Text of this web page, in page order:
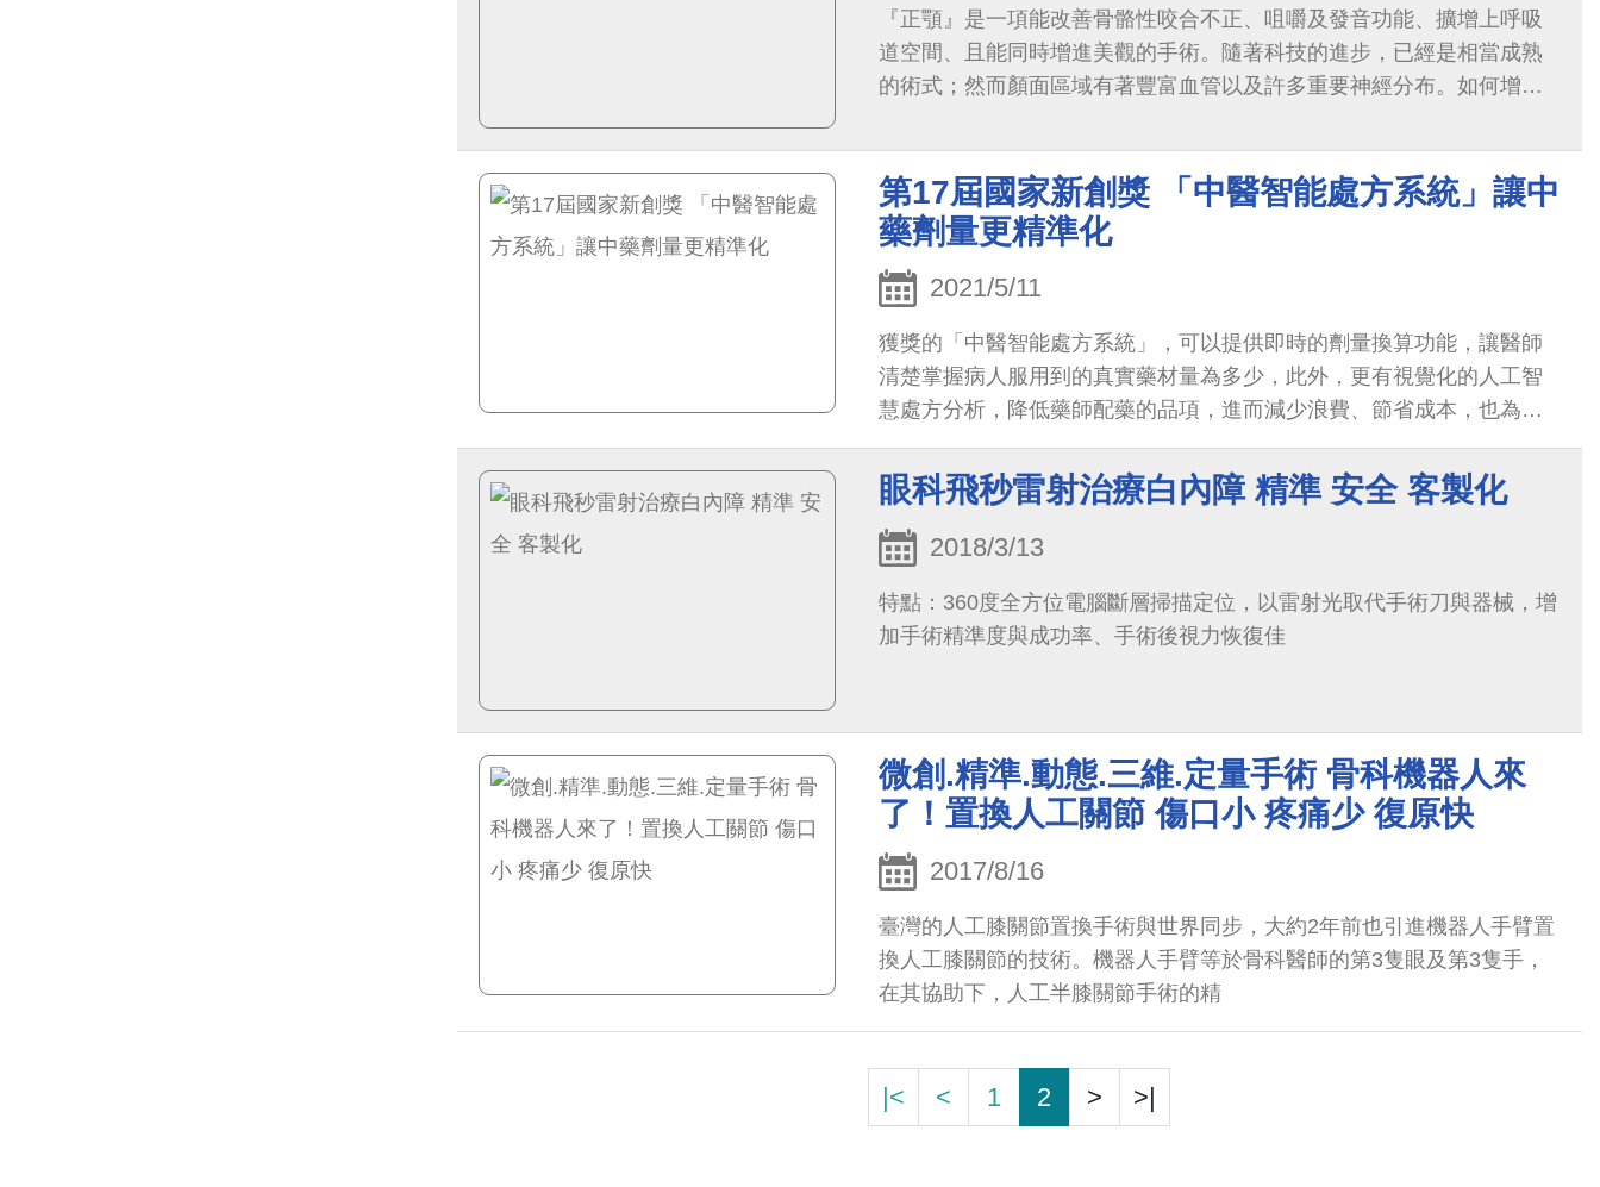
『正顎』是一項能改善骨骼性咬合不正、咀嚼及發音功能、擴增上呼吸
道空間、且能同時增進美觀的手術。隨著科技的進步，已經是相當成熟
的術式；然而顏面區域有著豐富血管以及許多重要神經分布。如何增加
第17屆國家新創獎 「中醫智能處方系統」讓中
藥劑量更精準化
2021/5/11
獲獎的「中醫智能處方系統」，可以提供即時的劑量換算功能，讓醫師
清楚掌握病人服用到的真實藥材量為多少，此外，更有視覺化的人工智
慧處方分析，降低藥師配藥的品項，進而減少浪費、節省成本，也為病
人服用的中藥做最佳把關。
眼科飛秒雷射治療白內障 精準 安全 客製化
2018/3/13
特點：360度全方位電腦斷層掃描定位，以雷射光取代手術刀與器械，增
加手術精準度與成功率、手術後視力恢復佳
微創.精準.動態.三維.定量手術 骨科機器人來
了！置換人工關節 傷口小 疼痛少 復原快
2017/8/16
臺灣的人工膝關節置換手術與世界同步，大約2年前也引進機器人手臂置
換人工膝關節的技術。機器人手臂等於骨科醫師的第3隻眼及第3隻手，
在其協助下，人工半膝關節手術的精
|< < 1 2 > >|